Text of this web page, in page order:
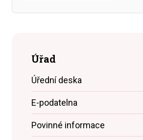
Úřad
Úřední deska
E-podatelna
Povinné informace